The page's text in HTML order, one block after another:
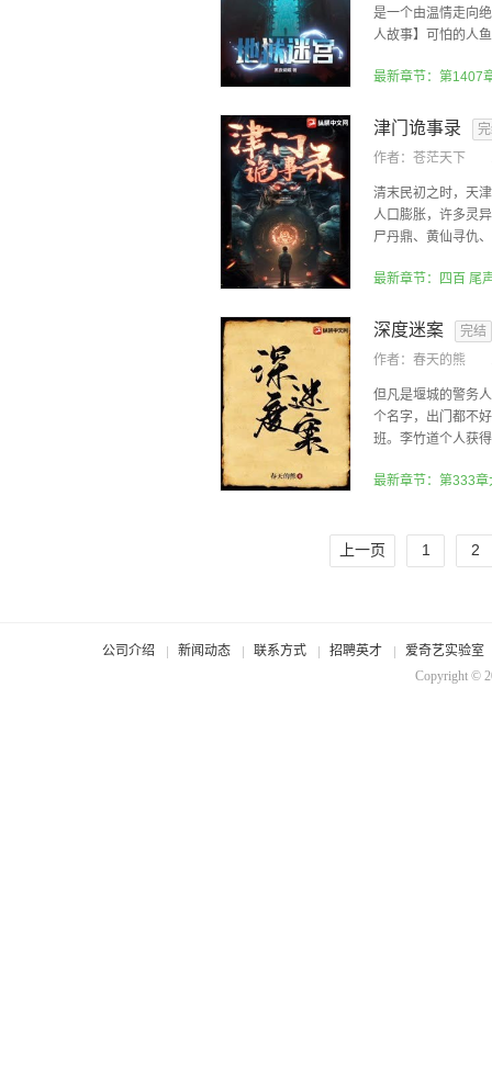
是一个由温情走向
人故事】可怕的人
最新章节：第1407
津门诡事录
作者： 苍茫天下
清末民初之时，天
人口膨胀，许多灵
尸丹鼎、黄仙寻仇
最新章节：四百 尾
深度迷案
完结
作者： 春天的熊
但凡是堰城的警务
个名字，出门都不
班。李竹道个人获
最新章节：第333
上一页 1 2
公司介绍 新闻动态 联系方式 招聘英才
爱奇艺实验室
Copyright ©